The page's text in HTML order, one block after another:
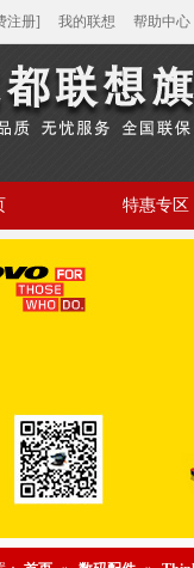
注册] 我的联想 帮助中心
特惠专区